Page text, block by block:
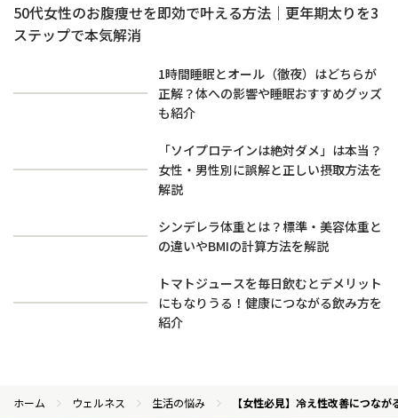
50代女性のお腹痩せを即効で叶える方法｜更年期太りを3
ステップで本気解消
1時間睡眠とオール（徹夜）はどちらが
正解？体への影響や睡眠おすすめグッズ
も紹介
「ソイプロテインは絶対ダメ」は本当？
女性・男性別に誤解と正しい摂取方法を
解説
シンデレラ体重とは？標準・美容体重と
の違いやBMIの計算方法を解説
トマトジュースを毎日飲むとデメリット
にもなりうる！健康につながる飲み方を
紹介
ホーム ウェルネス 生活の悩み 【女性必見】冷え性改善につな